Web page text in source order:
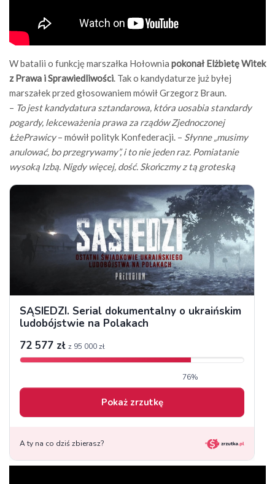
W batalii o funkcję marszałka Hołownia pokonał Elżbietę Witek
z Prawa i Sprawiedliwości. Tak o kandydaturze już byłej
marszałek przed głosowaniem mówił Grzegorz Braun.
– To jest kandydatura sztandarowa, która uosabia standardy
pogardy, lekceważenia prawa za rządów Zjednoczonej
ŁżePrawicy– mówił polityk Konfederacji. – Słynne „musimy
anulować, bo przegrywamy”, i to nie jeden raz. Pomiatanie
wysoką Izbą. Nigdy więcej, dość. Skończmy z tą groteską